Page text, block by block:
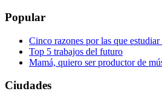
Popular
Cinco razones por las que
Top 5 trabajos del futuro
Mamá, quiero ser productor de
Ciudades